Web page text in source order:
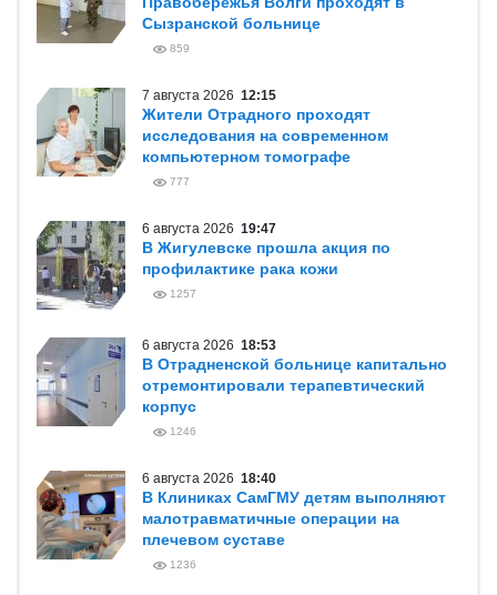
Сызранской больнице
859
7 августа 2026 12:15
Жители Отрадного проходят
исследования на современном
компьютерном томографе
777
6 августа 2026 19:47
В Жигулевске прошла акция по
профилактике рака кожи
1257
6 августа 2026 18:53
В Отрадненской больнице капитально
отремонтировали терапевтический
корпус
1246
6 августа 2026 18:40
В Клиниках СамГМУ детям выполняют
малотравматичные операции на
плечевом суставе
1236